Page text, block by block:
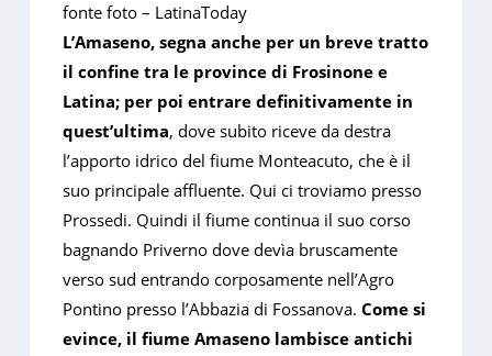
fonte foto – LatinaToday
L’Amaseno, segna anche per un breve tratto
il confine tra le province di Frosinone e
Latina; per poi entrare definitivamente in
quest’ultima, dove subito riceve da destra
l’apporto idrico del fiume Monteacuto, che è il
suo principale affluente. Qui ci troviamo presso
Prossedi. Quindi il fiume continua il suo corso
bagnando Priverno dove devìa bruscamente
verso sud entrando corposamente nell’Agro
Pontino presso l’Abbazia di Fossanova.Come si
evince, il fiume Amaseno lambisce antichi